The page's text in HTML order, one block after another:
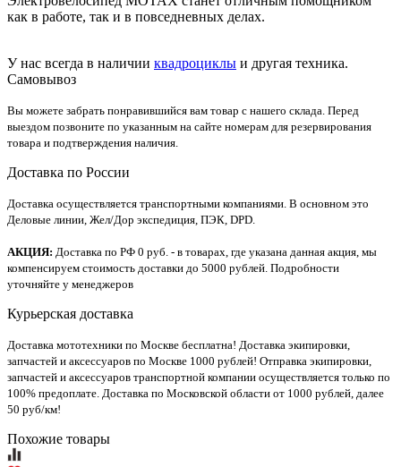
как в работе, так и в повседневных делах.
У нас всегда в наличии квадроциклы и другая техника.
Самовывоз
Вы можете забрать понравившийся вам товар с нашего склада. Перед
выездом позвоните по указанным на сайте номерам для резервирования
товара и подтверждения наличия.
Доставка по России
Доставка осуществляется транспортными компаниями. В основном это
Деловые линии, Жел/Дор экспедиция, ПЭК, DPD.
АКЦИЯ: Доставка по РФ 0 руб. - в товарах, где указана данная акция, мы
компенсируем стоимость доставки до 5000 рублей. Подробности
уточняйте у менеджеров
Курьерская доставка
Доставка мототехники по Москве бесплатна! Доставка экипировки,
запчастей и аксессуаров по Москве 1000 рублей! Отправка экипировки,
запчастей и аксессуаров транспортной компании осуществляется только по
100% предоплате. Доставка по Московской области от 1000 рублей, далее
50 руб/км!
Похожие товары